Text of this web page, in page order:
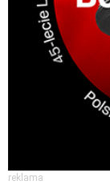
reklama